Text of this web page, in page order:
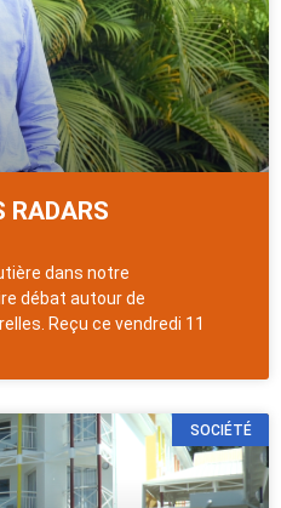
RADARS
dans notre
débat autour de
Reçu ce vendredi 11
SOCIÉTÉ